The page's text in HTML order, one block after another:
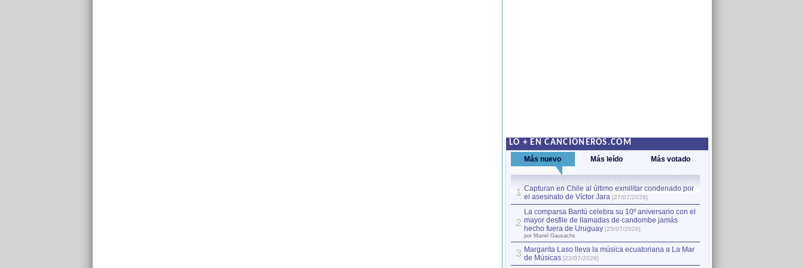
LO + EN CANCIONEROS.COM
Más nuevo Más leído Más votado
1 Capturan en Chile al último exmilitar condenado por
el asesinato de Víctor Jara [27/07/2026]
2
La comparsa Bantú celebra su 10º aniversario con el
mayor desfile de llamadas de candombe jamás
hecho fuera de Uruguay [25/07/2026]
por Manel Gausachs
3 Margarita Laso lleva la música ecuatoriana a La Mar
de Músicas [22/07/2026]